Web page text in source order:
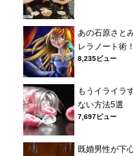
あの石原さと
レラノート術！
8,235ビュー
もうイライラ
ない方法5選
7,697ビュー
既婚男性が下